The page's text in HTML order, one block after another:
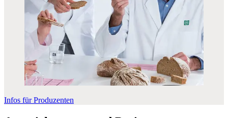
Infos für Produzenten